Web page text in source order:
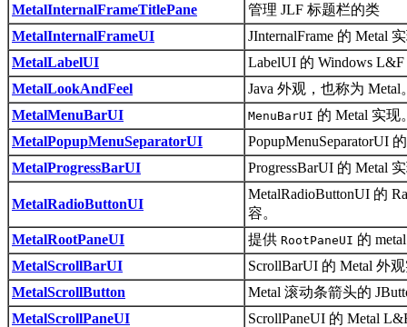
MetalInternalFrameTitlePane
管理 JLF 标题栏的类
MetalInternalFrameUI
JInternalFrame 的 Metal
MetalLabelUI
LabelUI 的 Windows
MetalLookAndFeel
Java 外观，也称为 Metal
MetalMenuBarUI
MenuBarUI 的 Metal 实现
MetalPopupMenuSeparatorUI
PopupMenuSeparatorUI
MetalProgressBarUI
ProgressBarUI 的 Metal
MetalRadioButtonUI
MetalRadioButtonUI 的
容。
MetalRootPaneUI
提供 RootPaneUI 的
MetalScrollBarUI
ScrollBarUI 的 Metal 外
MetalScrollButton
Metal 滚动条箭头的
MetalScrollPaneUI
ScrollPaneUI 的 Metal